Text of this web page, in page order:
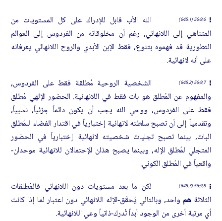
56:9.6 (645.1)
الله الأب قابل للإدراك على كل المستويات من
المتناهي إلى اللانهائي, رغم أن مخلوقاته من الفردوس إلى العوالم
التطورية قد فهموه بتنوع, فقط الإبن الأبدي والروح اللانهائي يعرفانه
على أنه لانهائية.
56:9.7 (645.2)
الشخصية الروحية مُطلقة فقط على الفردوس,
والمفهوم عن المُطلق هو بات فقط في اللانهائية. الحضور الإلهي مُطلق
فقط على الفردوس, ووحي الله يجب أن يكون دائماً جزئياً, نسبياً,
وتقدمياً إلى أن تصبح سلطته لانهائية إختبارياً في اقتدار الفضاء للمُطلق
البات, بينما تصبح تجليات شخصيته لانهائية إختبارياً في الحضور
المتجلي لمُطلق الإله, وبينما يصبح هذان الإحتمالان للانهائية موحدان-
واقعياً في المُطلق الكوني.
56:9.8 (645.3)
لكن ما بعد مستويات دون اللانهائي فالمُطلقات
الثلاثةهم واحد, وبالتالي يُحقَق-الإله اللانهائي دون اعتبار لما إذا كانت
أي مرتبة أخرى من الوجود أبداً تُدرك-ذاتياً وعي اللانهائية.